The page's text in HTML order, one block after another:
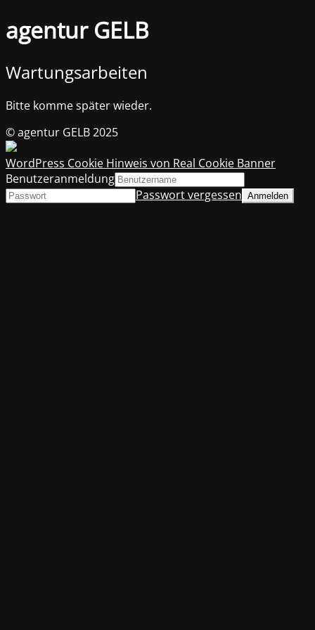
agentur GELB
Wartungsarbeiten
Bitte komme später wieder.
© agentur GELB 2025
WordPress Cookie Hinweis von Real Cookie Banner
Benutzeranmeldung
Passwort vergessen